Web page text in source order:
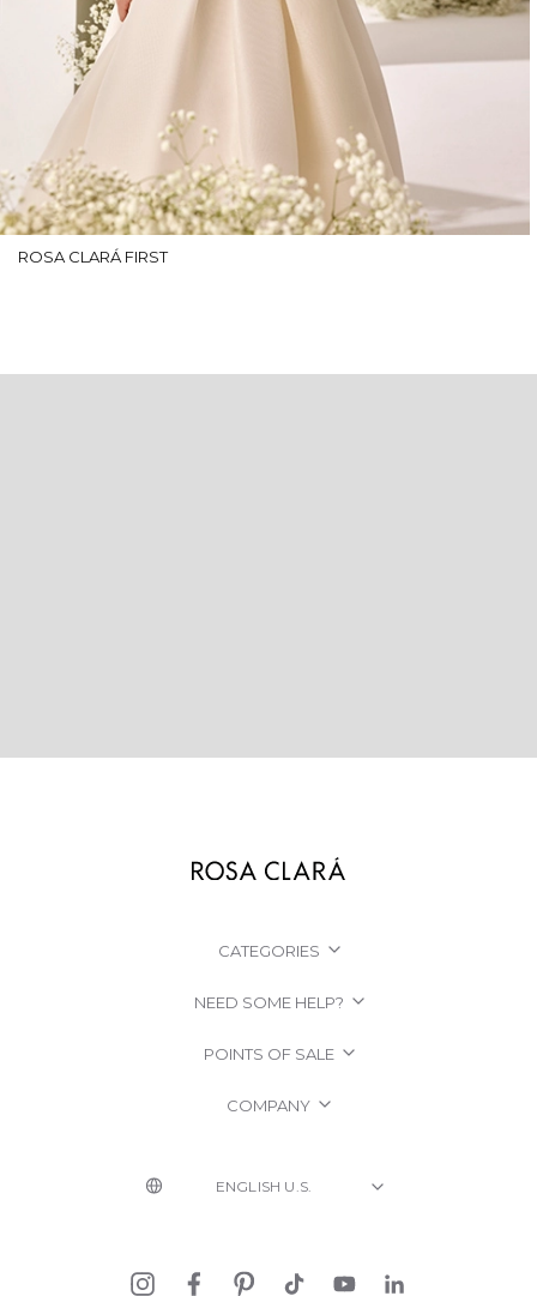
ROSA CLARÁ FIRST
CATEGORIES
NEED SOME HELP?
POINTS OF SALE
COMPANY